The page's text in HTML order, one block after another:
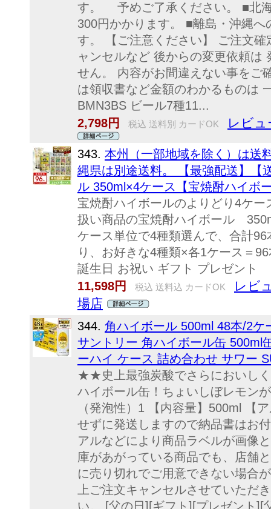
す。 予めご了承ください。 ■北
300円かかります。 ■離島・沖縄
す。 【ご注意ください】 ご注文
ャンセルなど 後からの変更依頼は
せん。 内容がお間違えない事をご
は領収書など金額のわかるものは
BMN3BS ビール7種11...
2,798円
税込 送料別 カードOK レビュ
343. 本州（一部地域を除く）は送
縄県は別途送料。 【最強配送】【
ル 350ml×4ケース【宝焼酎ハイボ
宝焼酎ハイボールのよりどり4ケ
扱い商品の宝焼酎ハイボール
ケース単位で4種類選んで、合計
り、お好きな4種類×各1ケース＝
誕生日 お祝い ギフト プレゼント
11,598円
税込 送料込 カードOK
レビ
場店
344. 角ハイボール 500ml 48本/2
サントリー 角ハイボール缶 500ml
ーハイ ケース 詰め合わせ サワー
★★史上最強炭酸でさらにおいし
ハイボール缶！ちょいしぼレモン
（発泡性）1 【内容量】500ml 【
せずに発送しますので納品書はお
アルなどにより商品ラベルが画像
庫があがっている商品でも、店舗
に売り切れでご用意できない場合
上ご注文キャンセルさせていただ
い。 [父の日][ギフト][プレゼント][